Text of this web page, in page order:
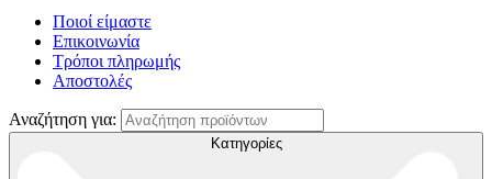
Ποιοί είμαστε
Επικοινωνία
Τρόποι πληρωμής
Αποστολές
Αναζήτηση για:
Κατηγορίες